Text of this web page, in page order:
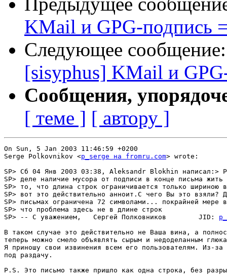
KMail и GPG-подпись
Следующее
[sisyphus] KMail и
Сообщения,
[ теме ] [ автору ]
On Sun, 5 Jan 2003 11:46:59 +0200
Serge Polkovnikov <p_serge на fromru.com> wrote:
SP> Сб 04 Янв 2003 03:38, Aleksandr Blokhin написал:>
SP> деле наличие мусора от подписи в конце письма
SP> то, что длина строк ограничивается только шириною
SP> вот это действительно анноит.С чего Вы это взяли?
SP> письмах ограничена 72 символами... покрайней мере
SP> что проблема здесь не в длине строк
SP> -- С уважением,   Сергей Полковников        JID:
В таком случае это действительно не Ваша вина, а
теперь можно смело объявлять сырым и недоделанным
Я приношу свои извинения всем его пользователям. Из-за
под раздачу.
P.S. Это письмо также пришло как одна строка, без